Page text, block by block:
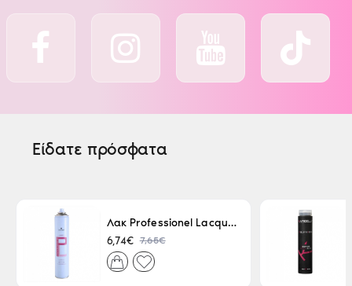
Είδατε πρόσφατα
Λακ Professionel Lacque Super Strong 500ml
6,74€ 7,65€